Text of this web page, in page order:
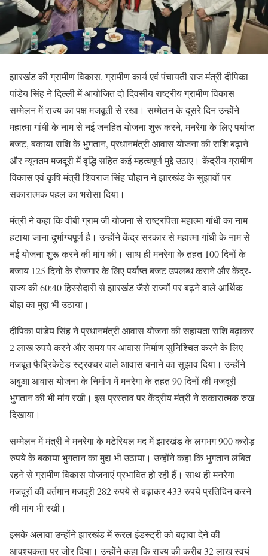
झारखंड की ग्रामीण विकास, ग्रामीण कार्य एवं पंचायती राज मंत्री दीपिका
पांडेय सिंह ने दिल्ली में आयोजित दो दिवसीय राष्ट्रीय ग्रामीण विकास
सम्मेलन में राज्य का पक्ष मजबूती से रखा। सम्मेलन के दूसरे दिन उन्होंने
महात्मा गांधी के नाम से नई जनहित योजना शुरू करने, मनरेगा के लिए पर्याप्त
बजट, बकाया राशि के भुगतान, प्रधानमंत्री आवास योजना की राशि बढ़ाने
और न्यूनतम मजदूरी में वृद्धि सहित कई महत्वपूर्ण मुद्दे उठाए। केंद्रीय ग्रामीण
विकास एवं कृषि मंत्री शिवराज सिंह चौहान ने झारखंड के सुझावों पर
सकारात्मक पहल का भरोसा दिया।
मंत्री ने कहा कि वीबी ग्राम जी योजना से राष्ट्रपिता महात्मा गांधी का नाम
हटाया जाना दुर्भाग्यपूर्ण है। उन्होंने केंद्र सरकार से महात्मा गांधी के नाम से
नई योजना शुरू करने की मांग की। साथ ही मनरेगा के तहत 100 दिनों के
बजाय 125 दिनों के रोजगार के लिए पर्याप्त बजट उपलब्ध कराने और केंद्र-
राज्य की 60:40 हिस्सेदारी से झारखंड जैसे राज्यों पर बढ़ने वाले आर्थिक
बोझ का मुद्दा भी उठाया।
दीपिका पांडेय सिंह ने प्रधानमंत्री आवास योजना की सहायता राशि बढ़ाकर
2 लाख रुपये करने और समय पर आवास निर्माण सुनिश्चित करने के लिए
मजबूत फैब्रिकेटेड स्ट्रक्चर वाले आवास बनाने का सुझाव दिया। उन्होंने
अबुआ आवास योजना के निर्माण में मनरेगा के तहत 90 दिनों की मजदूरी
भुगतान की भी मांग रखी। इस प्रस्ताव पर केंद्रीय मंत्री ने सकारात्मक रुख
दिखाया।
सम्मेलन में मंत्री ने मनरेगा के मटेरियल मद में झारखंड के लगभग 900 करोड़
रुपये के बकाया भुगतान का मुद्दा भी उठाया। उन्होंने कहा कि भुगतान लंबित
रहने से ग्रामीण विकास योजनाएं प्रभावित हो रही हैं। साथ ही मनरेगा
मजदूरों की वर्तमान मजदूरी 282 रुपये से बढ़ाकर 433 रुपये प्रतिदिन करने
की मांग भी रखी।
इसके अलावा उन्होंने झारखंड में रूरल इंडस्ट्री को बढ़ावा देने की
आवश्यकता पर जोर दिया। उन्होंने कहा कि राज्य की करीब 32 लाख स्वयं